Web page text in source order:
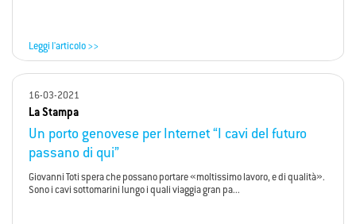
Leggi l'articolo >>
16-03-2021
La Stampa
Un porto genovese per Internet “I cavi del futuro
passano di qui”
Giovanni Toti spera che possano portare «moltissimo lavoro, e di qualità».
Sono i cavi sottomarini lungo i quali viaggia gran pa...